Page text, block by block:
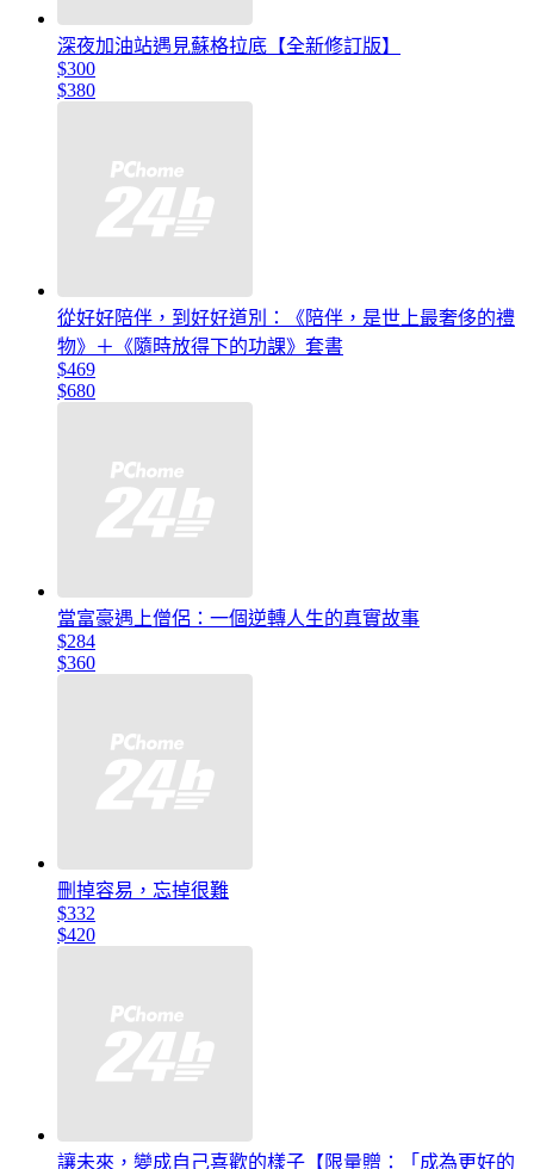
深夜加油站遇見蘇格拉底【全新修訂版】
$300
$380
從好好陪伴，到好好道別：《陪伴，是世上最奢侈的禮
物》＋《隨時放得下的功課》套書
$469
$680
當富豪遇上僧侶：一個逆轉人生的真實故事
$284
$360
刪掉容易，忘掉很難
$332
$420
讓未來，變成自己喜歡的樣子【限量贈：「成為更好的